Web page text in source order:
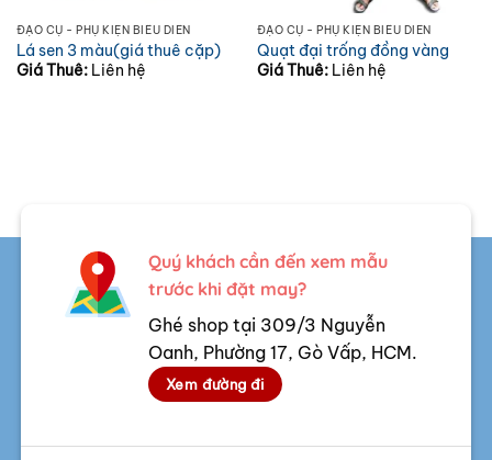
ĐẠO CỤ - PHỤ KIỆN BIỂU DIỄN
Lá sen 3 màu(giá thuê cặp)
Giá Thuê: Liên hệ
ĐẠO CỤ - PHỤ KIỆN BIỂU DIỄN
Quạt đại trống đồng vàng
Giá Thuê: Liên hệ
Quý khách cần đến xem mẫu
trước khi đặt may?
Ghé shop tại 309/3 Nguyễn
Oanh, Phường 17, Gò Vấp, HCM.
Xem đường đi